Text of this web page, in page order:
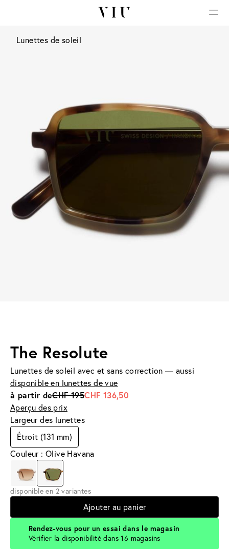
Lunettes de soleil
The Resolute
Lunettes de soleil avec et sans correction — aussi
disponible en lunettes de vue
à partir deCHF 195CHF 136,50
Aperçu des prix
Largeur des lunettes
Étroit (131 mm)
Couleur : Olive Havana
disponible en 2 variantes
Ajouter au panier
Rendez-vous pour un essai dans le magasin
Vérifier la disponibilité dans 16 magasins